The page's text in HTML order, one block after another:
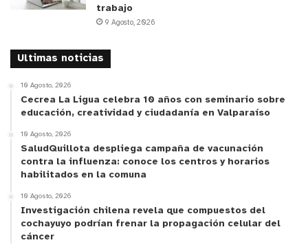
trabajo
9 Agosto, 2026
Ultimas noticias
10 Agosto, 2026
Cecrea La Ligua celebra 10 años con seminario sobre
educación, creatividad y ciudadanía en Valparaíso
10 Agosto, 2026
SaludQuillota despliega campaña de vacunación
contra la influenza: conoce los centros y horarios
habilitados en la comuna
10 Agosto, 2026
Investigación chilena revela que compuestos del
cochayuyo podrían frenar la propagación celular del
cáncer